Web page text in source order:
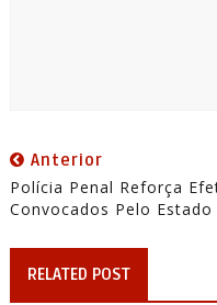
Anterior
Polícia Penal Reforça
Convocados Pelo Estado
RELATED POST